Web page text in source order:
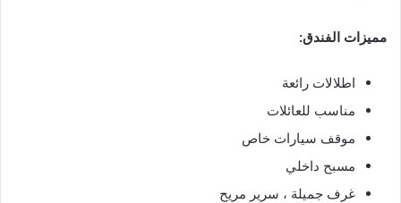
مميزات الفندق:
اطلالات رائعة
مناسب للعائلات
موقف سيارات خاص
مسبح داخلي
غرف جميلة ، سرير مريح